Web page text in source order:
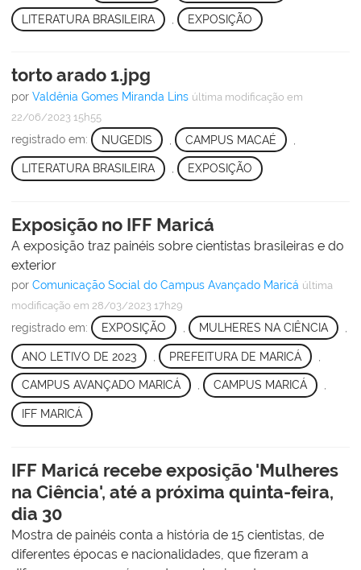
LITERATURA BRASILEIRA EXPOSIÇÃO
torto arado 1.jpg
por Valdênia Gomes Miranda Lins última modificação em
22/06/2023 15h55
registrado em: NUGEDIS CAMPUS MACAÉ
LITERATURA BRASILEIRA , EXPOSIÇÃO
Exposição no IFF Maricá
A exposição traz painéis sobre cientistas brasileiras e do
exterior
por Comunicação Social do Campus Avançado Maricá última
modificação em 28/03/2023 17h29
registrado em: EXPOSIÇÃO MULHERES NA CIÊNCIA
ANO LETIVO DE 2023 PREFEITURA DE MARICÁ
CAMPUS AVANÇADO MARICÁ , CAMPUS MARICÁ ,
IFF MARICÁ
IFF Maricá recebe exposição 'Mulheres
na Ciência', até a próxima quinta-feira,
dia 30
Mostra de painéis conta a história de 15 cientistas, de
diferentes épocas e nacionalidades, que fizeram a